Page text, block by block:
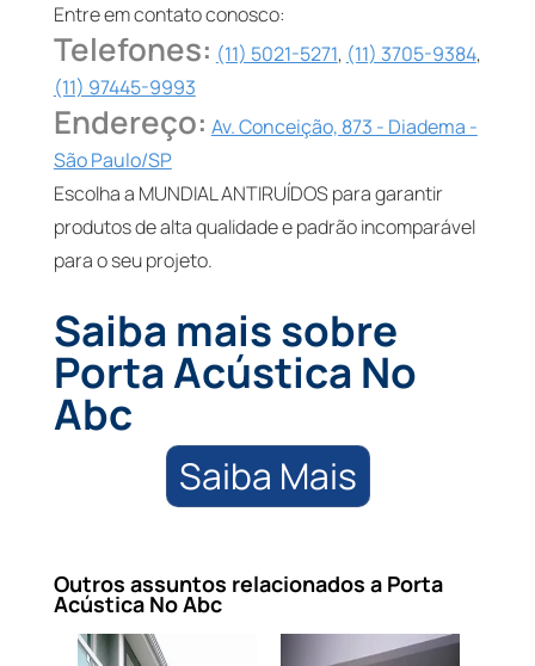
Entre em contato conosco:
Telefones: (11) 5021-5271, (11) 3705-9384,
(11) 97445-9993
Endereço: Av. Conceição, 873 - Diadema -
São Paulo/SP
Escolha a MUNDIAL ANTIRUÍDOS para garantir
produtos de alta qualidade e padrão incomparável
para o seu projeto.
Saiba mais sobre
Porta Acústica No
Abc
Saiba Mais
Outros assuntos relacionados a Porta
Acústica No Abc